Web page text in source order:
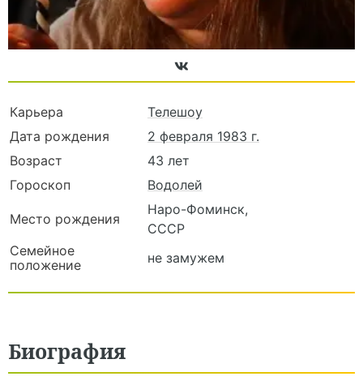
Карьера
Телешоу
Дата рождения
2 февраля 1983 г.
Возраст
43 лет
Гороскоп
Водолей
Место рождения
Наро-Фоминск,
СССР
Семейное
положение
не замужем
Биография